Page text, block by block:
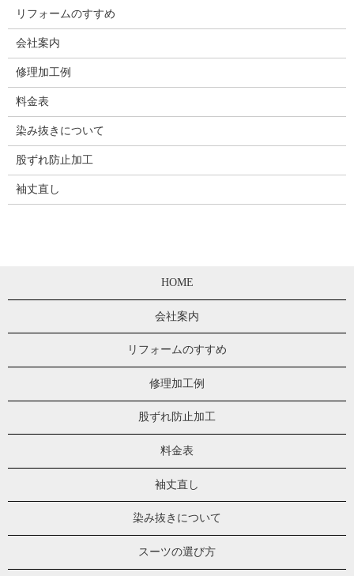
リフォームのすすめ
会社案内
修理加工例
料金表
染み抜きについて
股ずれ防止加工
袖丈直し
HOME
会社案内
リフォームのすすめ
修理加工例
股ずれ防止加工
料金表
袖丈直し
染み抜きについて
スーツの選び方